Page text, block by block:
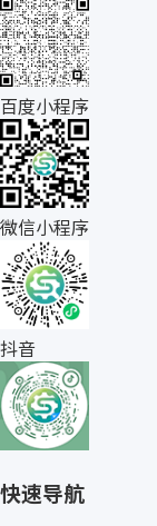
百度小程序
微信小程序
抖音
快速导航